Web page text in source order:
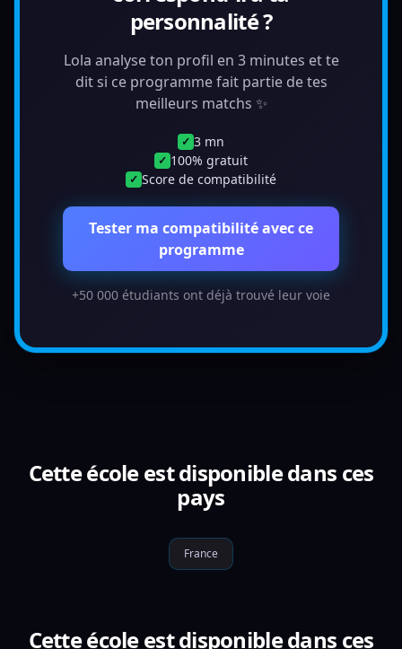
personnalité ?
Lola analyse ton profil en 3 minutes et te
dit si ce programme fait partie de tes
meilleurs matchs ✨
✓ 3 mn
✓ 100% gratuit
✓ Score de compatibilité
Tester ma compatibilité avec ce
programme
+50 000 étudiants ont déjà trouvé leur voie
Cette école est disponible dans ces
pays
France
Cette école est disponible dans ces